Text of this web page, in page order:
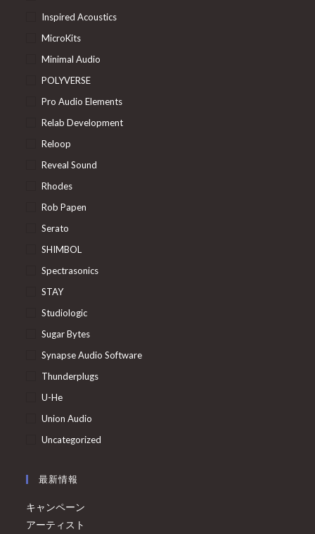
Inspired Acoustics
MicroKits
Minimal Audio
POLYVERSE
Pro Audio Elements
Relab Development
Reloop
Reveal Sound
Rhodes
Rob Papen
Serato
SHIMBOL
Spectrasonics
STAY
Studiologic
Sugar Bytes
Synapse Audio Software
Thunderplugs
U-He
Union Audio
Uncategorized
最新情報
キャンペーン
アーティスト